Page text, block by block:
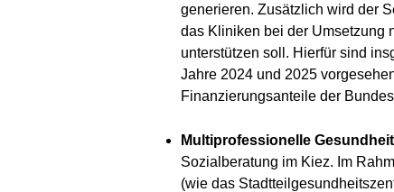
generieren. Zusätzlich wird der
das Kliniken bei der Umsetzung
unterstützen soll. Hierfür sind
Jahre 2024 und 2025
Finanzierungsanteile der
Multiprofessionelle
Sozialberatung im Kiez. Im
(wie das